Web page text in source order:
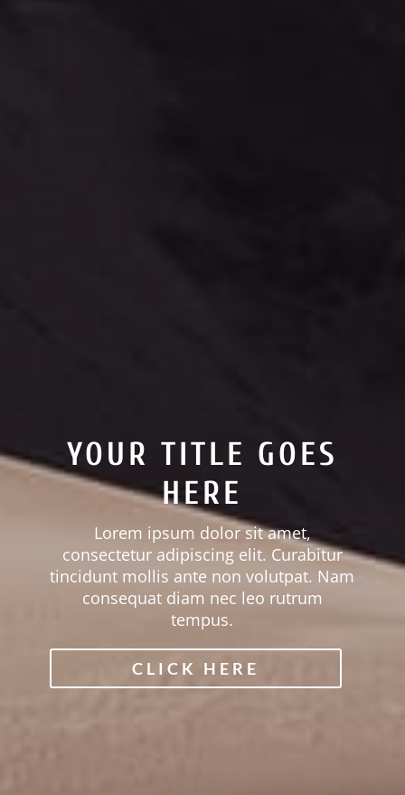
YOUR TITLE GOES
HERE
Lorem ipsum dolor sit amet,
consectetur adipiscing elit. Curabitur
tincidunt mollis ante non volutpat. Nam
consequat diam nec leo rutrum
tempus.
CLICK HERE